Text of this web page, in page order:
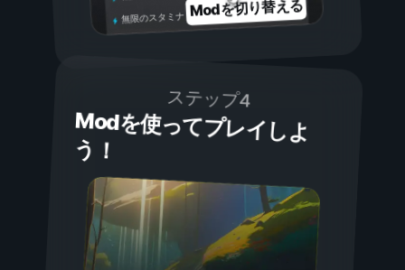
無限のスタミナ Modを切り替える
ステップ4
Modを使ってプレイしよ
う！